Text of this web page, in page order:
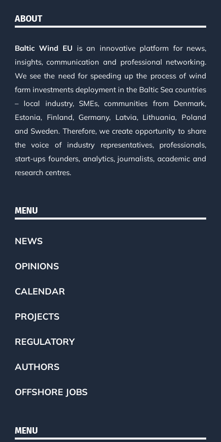
ABOUT
Baltic Wind EU is an innovative platform for news,
insights, communication and professional networking.
We see the need for speeding up the process of wind
farm investments deployment in the Baltic Sea countries
– local industry, SMEs, communities from Denmark,
Estonia, Finland, Germany, Latvia, Lithuania, Poland
and Sweden. Therefore, we create opportunity to share
the voice of industry representatives, professionals,
start-ups founders, analytics, journalists, academic and
research centres.
MENU
NEWS
OPINIONS
CALENDAR
PROJECTS
REGULATORY
AUTHORS
OFFSHORE JOBS
MENU